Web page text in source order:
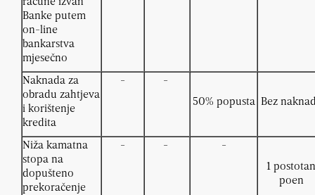
Banke putem
on-line
bankarstva
mjesečno
Naknada za
obradu zahtjeva
i korištenje
kredita
-
-
50% popusta Bez
Niža kamatna
stopa na
dopušteno
prekoračenje
- -
-
1 postotan
poen